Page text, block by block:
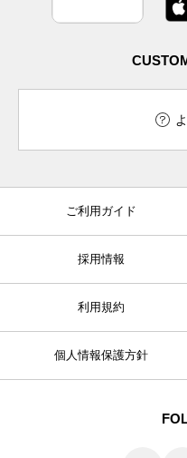
ご利用ガイド
採用情報
利用規約
個人情報保護方針